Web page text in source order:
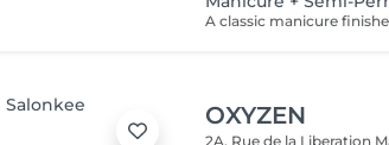
OXYZEN
2A, Rue de la Liberation